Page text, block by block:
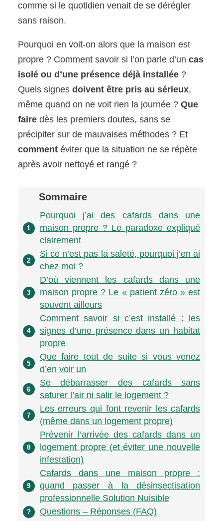
comme si le quotidien venait de se dérégler
sans raison.
Pourquoi en voit-on alors que la maison est
propre ? Comment savoir si l’on parle d’un cas
isolé ou d’une présence déjà installée?
Quels signesdoivent être pris au sérieux,
même quand on ne voit rien la journée ? Que
fairedès les premiers doutes, sans se
précipiter sur de mauvaises méthodes ? Et
commentéviter que la situation ne se répète
après avoir nettoyé et rangé ?
Sommaire
1
Pourquoi j’ai des cafards dans une
maison propre ? Le paradoxe expliqué
clairement
2
Si ce n’est pas la saleté, pourquoi j’en ai
chez moi ?
3
D’où viennent les cafards dans une
maison propre ? Le « patient zéro » est
souvent ailleurs
4
Comment savoir si c’est installé : les
signes d’une présence dans un habitat
propre
5
Que faire tout de suite si vous venez
d’en voir un
6
Se débarrasser des cafards sans
saturer l’air ni salir le logement ?
7
Les erreurs qui font revenir les cafards
(même dans un logement propre)
8
Prévenir l’arrivée des cafards dans un
logement propre (et éviter une nouvelle
infestation)
9
Cafards dans une maison propre :
quand passer à la désinsectisation
professionnelle Solution Nuisible
? Questions – Réponses (FAQ)